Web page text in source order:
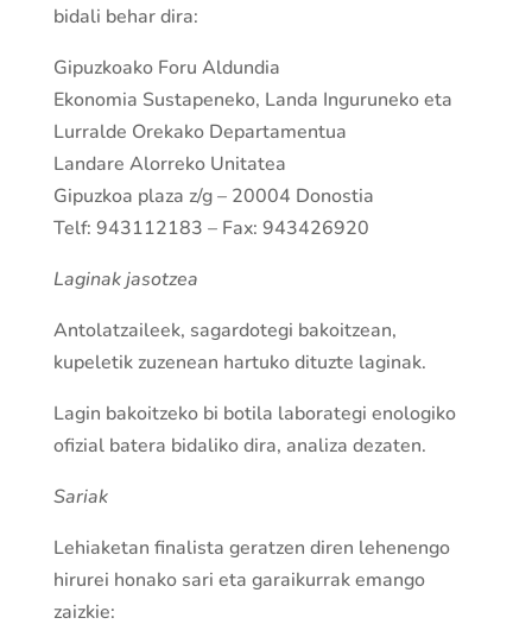
bidali behar dira:
Gipuzkoako Foru Aldundia
Ekonomia Sustapeneko, Landa Inguruneko eta
Lurralde Orekako Departamentua
Landare Alorreko Unitatea
Gipuzkoa plaza z/g – 20004 Donostia
Telf: 943112183 – Fax: 943426920
Laginak jasotzea
Antolatzaileek, sagardotegi bakoitzean,
kupeletik zuzenean hartuko dituzte laginak.
Lagin bakoitzeko bi botila laborategi enologiko
ofizial batera bidaliko dira, analiza dezaten.
Sariak
Lehiaketan finalista geratzen diren lehenengo
hirurei honako sari eta garaikurrak emango
zaizkie: